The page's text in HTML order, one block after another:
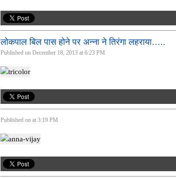
लोकपाल बिल पास होने पर अन्ना ने तिरंगा लहराया…..
Published on December 18, 2013 at 6:23 PM
Published on at 3:19 PM